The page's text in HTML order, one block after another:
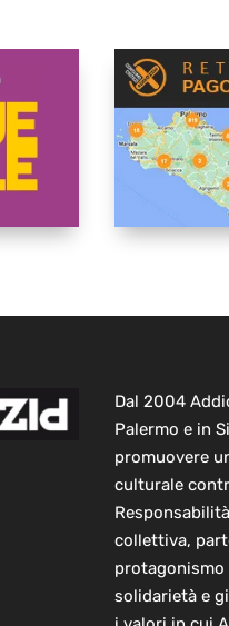
Dal 2004
Palermo e in
promuovere
culturale
collettiva,
protagonismo
solidarietà e